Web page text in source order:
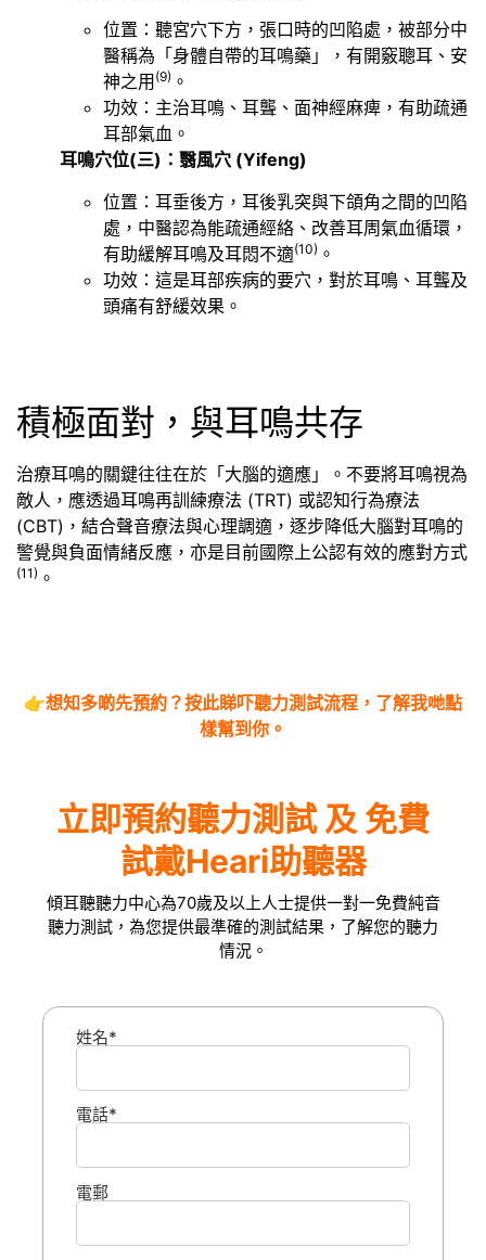
位置：聽宮穴下方，張口時的凹陷處，被部分中
醫稱為「身體自帶的耳鳴藥」，有開竅聰耳、安
神之用 (9) 。
功效：主治耳鳴、耳聾、面神經麻痺，有助疏通
耳部氣血。
耳鳴穴位(三)：翳風穴 (Yifeng)
位置：耳垂後方，耳後乳突與下頜角之間的凹陷
處，中醫認為能疏通經絡、改善耳周氣血循環，
有助緩解耳鳴及耳悶不適(10) 。
功效：這是耳部疾病的要穴，對於耳鳴、耳聾及
頭痛有舒緩效果。
積極面對，與耳鳴共存
治療耳鳴的關鍵往往在於「大腦的適應」。不要將耳鳴視為
敵人，應透過耳鳴再訓練療法 (TRT) 或認知行為療法
(CBT)，結合聲音療法與心理調適，逐步降低大腦對耳鳴的
警覺與負面情緒反應，亦是目前國際上公認有效的應對方式
(11) 。
👉想知多啲先預約？按此睇吓聽力測試流程 ，了解我哋點
樣幫到你。
立即預約聽力測試 及 免費
試戴Heari助聽器
傾耳聽聽力中心為70歲及以上人士提供一對一免費純音
聽力測試，為您提供最準確的測試結果，了解您的聽力
情況。
姓名*
電話*
電郵